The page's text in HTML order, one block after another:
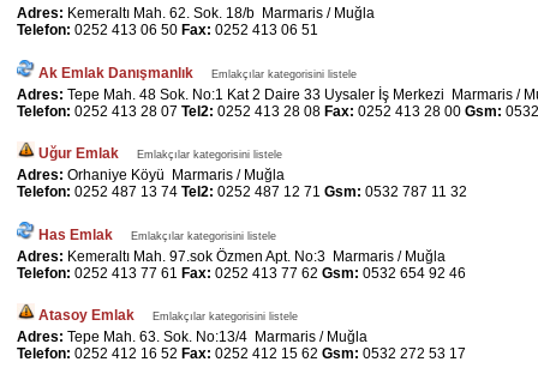
Adres: Kemeraltı Mah. 62. Sok. 18/b Marmaris / Muğla
Telefon: 0252 413 06 50 Fax: 0252 413 06 51
Ak Emlak Danışmanlık Emlakçılar kategorisini listele
Adres: Tepe Mah. 48 Sok. No:1 Kat 2 Daire 33 Uysaler İş Merkezi Marmaris /
Telefon: 0252 413 28 07 Tel2: 0252 413 28 08 Fax: 0252 413 28 00 Gsm:
Uğur Emlak Emlakçılar kategorisini listele
Adres: Orhaniye Köyü Marmaris / Muğla
Telefon: 0252 487 13 74 Tel2: 0252 487 12 71 Gsm: 0532 787 11 32
Has Emlak Emlakçılar kategorisini listele
Adres: Kemeraltı Mah. 97.sok Özmen Apt. No:3 Marmaris / Muğla
Telefon: 0252 413 77 61 Fax: 0252 413 77 62 Gsm: 0532 654 92 46
Atasoy Emlak Emlakçılar kategorisini listele
Adres: Tepe Mah. 63. Sok. No:13/4 Marmaris / Muğla
Telefon: 0252 412 16 52 Fax: 0252 412 15 62 Gsm: 0532 272 53 17